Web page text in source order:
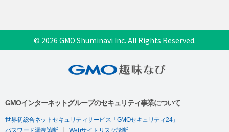
© 2026 GMO Shuminavi Inc. All Rights Reserved.